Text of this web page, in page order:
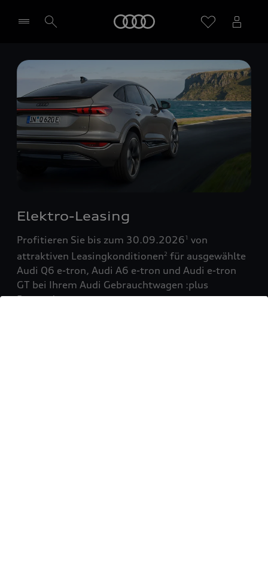
Händler wählen
Elektro-Leasing
Profitieren Sie bis zum 30.09.20261 von
attraktiven Leasingkonditionen2 für ausgewählte
Audi Q6 e-tron, Audi A6 e-tron und Audi e-tron
GT bei Ihrem Audi Gebrauchtwagen :plus
Partner!